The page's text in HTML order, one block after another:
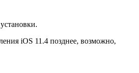
iOS 11.4 позднее, возможно,